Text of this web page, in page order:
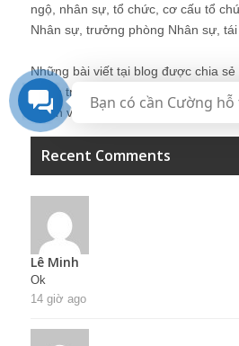
ngộ, nhân sự, tổ chức, cơ cấu tổ
Nhân sự, trưởng phòng Nhân sự,
Những bài viết tại blog được chia
Quản trị Nhân sự Nguyễn Hùng
thành viên khác trong cộng đồng
Recent Comments
Lê Minh
Ok
14 giờ ago
Bạn có cần Cường hỗ